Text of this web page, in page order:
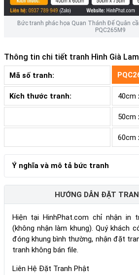
Bức tranh phác họa Quan Thánh Đế Quân
PQC265M9
Thông tin chi tiết tranh Hình Già
Mã số tranh:
Kích thước tranh: 40cm
50cm
60cm
Ý nghĩa và mô tả bức tranh
HƯỚNG DẪN ĐẶT
Hiện tại HinhPhat.com chỉ nhận in
(không nhận làm khung). Quý khách
đóng khung bình thường, nhận đặt
tranh không bán file.
Liên Hệ Đặt Tranh Phật